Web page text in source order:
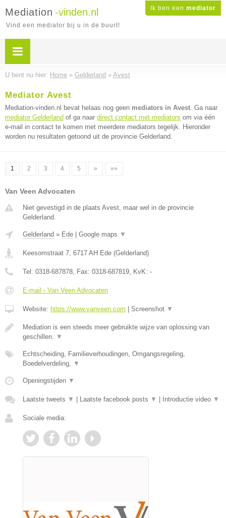
Ik ben een mediator
Mediation -vinden.nl
Vind een mediator bij u in de buurt!
U bent nu hier: Home » Gelderland » Avest
Mediator Avest
Mediation-vinden.nl bevat helaas nog geen mediators in Avest. Ga naar
mediator Gelderland of ga naar direct contact met mediators om via één
e-mail in contact te komen met meerdere mediators tegelijk. Hieronder
worden nu resultaten getoond uit de provincie Gelderland.
1 2 3 4 5 » »»
Van Veen Advocaten
Niet gevestigd in de plaats Avest, maar wel in de provincie
Gelderland.
Gelderland » Ede Google maps ▼
Keesomstraat 7, 6717 AH Ede (Gelderland)
Tel: 0318-687878, Fax: 0318-687819, KvK: -
E-mail › Van Veen Advocaten
Website: https://www.vanveen.com Screenshot ▼
Mediation is een steeds meer gebruikte wijze van oplossing van
geschillen. ▼
Echtscheiding, Familieverhoudingen, Omgangsregeling,
Boedelverdeling, ▼
Openingstijden ▼
Laatste tweets ▼ Laatste facebook posts ▼ Introductie video ▼
Sociale media: